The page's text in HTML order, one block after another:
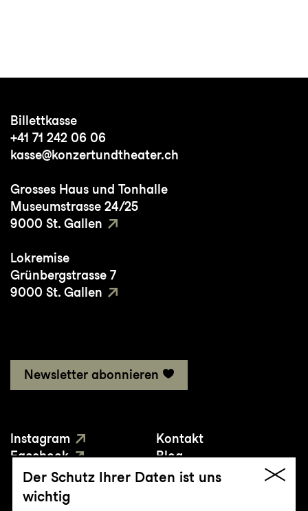
Billettkasse
+41 71 242 06 06
kasse@konzertundtheater.ch
Grosses Haus und Tonhalle
Museumstrasse 24/25
9000 St. Gallen
Lokremise
Grünbergstrasse 7
9000 St. Gallen
Newsletter abonnieren
Instagram
Facebook
YouTube
Kontakt
Blog
Presse
Der Schutz Ihrer Daten ist uns
wichtig